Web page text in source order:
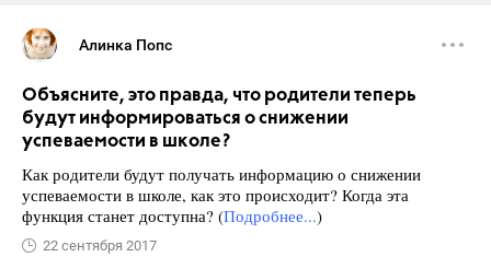
Алинка Попс
Объясните, это правда, что родители теперь
будут информироваться о снижении
успеваемости в школе?
Как родители будут получать информацию о снижении
успеваемости в школе, как это происходит? Когда эта
функция станет доступна? (Подробнее...)
22 сентября 2017